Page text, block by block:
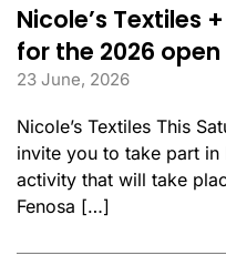
Nicole’s Textiles
for the 2026
23 June, 2026
Nicole’s Textiles This
invite you to take part in
activity that will take
Fenosa […]